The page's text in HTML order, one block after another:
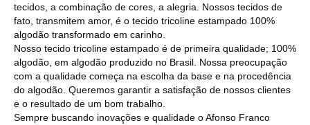
tecidos, a combinação de cores, a alegria. Nossos tecidos de
fato, transmitem amor, é o tecido tricoline estampado 100%
algodão transformado em carinho.
Nosso tecido tricoline estampado é de primeira qualidade; 100%
algodão, em algodão produzido no Brasil. Nossa preocupação
com a qualidade começa na escolha da base e na procedência
do algodão. Queremos garantir a satisfação de nossos clientes
e o resultado de um bom trabalho.
Sempre buscando inovações e qualidade o Afonso Franco